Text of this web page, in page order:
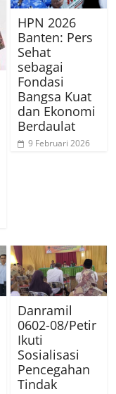
HPN 2026
Banten: Pers
Sehat
sebagai
Fondasi
Bangsa Kuat
dan Ekonomi
Berdaulat
9 Februari 2026
Danramil
0602-08/Petir
Ikuti
Sosialisasi
Pencegahan
Tindak